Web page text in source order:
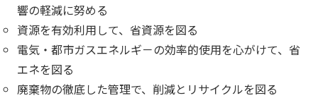
響の軽減に努める
資源を有効利用して、省資源を図る
電気・都市ガスエネルギ－の効率的使用を心がけて、省
エネを図る
廃棄物の徹底した管理で、削減とリサイクルを図る